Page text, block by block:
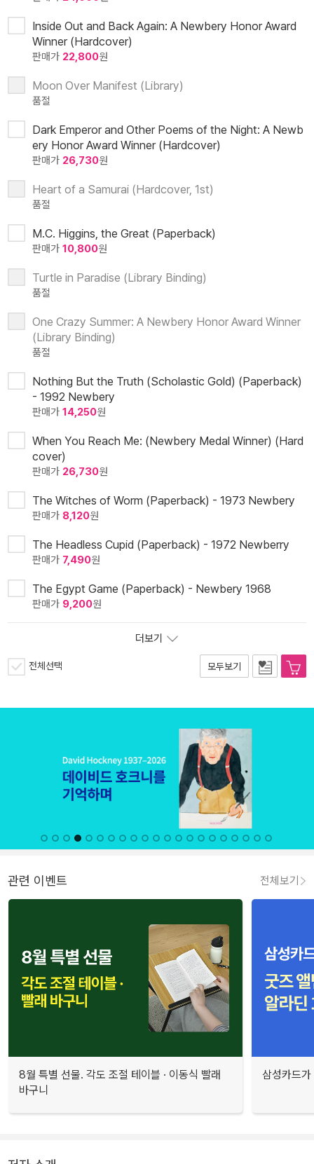
Inside Out and Back Again: A Newbery Honor Award
Winner (Hardcover)
판매가 22,800원
Moon Over Manifest (Library)
품절
Dark Emperor and Other Poems of the Night: A Newb
ery Honor Award Winner (Hardcover)
판매가 26,730원
Heart of a Samurai (Hardcover, 1st)
품절
M.C. Higgins, the Great (Paperback)
판매가 10,800원
Turtle in Paradise (Library Binding)
품절
One Crazy Summer: A Newbery Honor Award Winner
(Library Binding)
품절
Nothing But the Truth (Scholastic Gold) (Paperback)
- 1992 Newbery
판매가 14,250원
When You Reach Me: (Newbery Medal Winner) (Hard
cover)
판매가 26,730원
The Witches of Worm (Paperback) - 1973 Newbery
판매가 8,120원
The Headless Cupid (Paperback) - 1972 Newberry
판매가 7,490원
The Egypt Game (Paperback) - Newbery 1968
판매가 9,200원
더보기
전체선택 모두보기
관련 이벤트 전체보기
8월 특별 선물. 각도 조절 테이블 · 이동식 빨래
바구니
삼성카드